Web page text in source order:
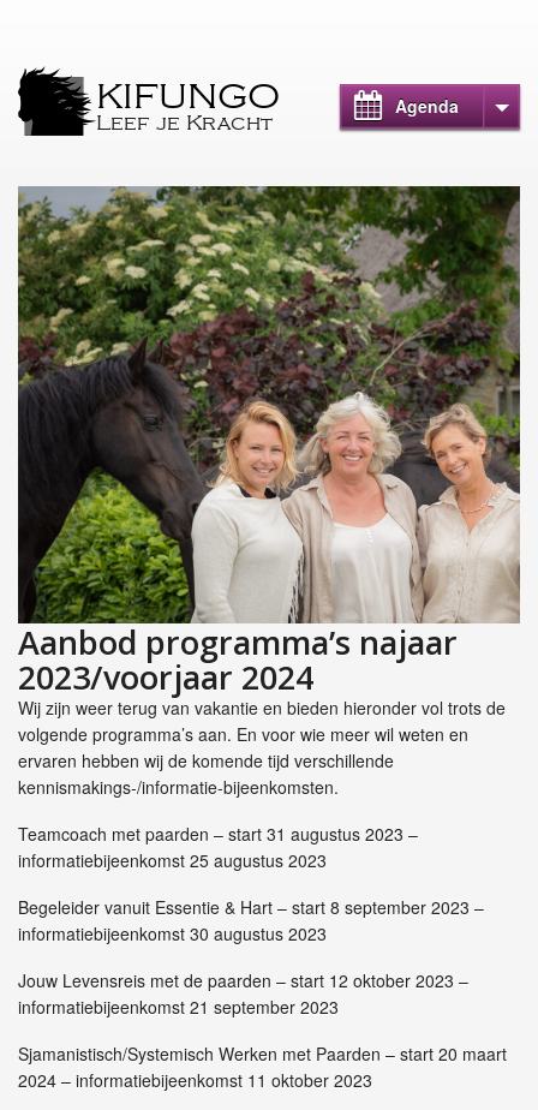
KIFUNGO
Leef je Kracht
Agenda
Aanbod programma’s najaar
2023/voorjaar 2024
Wij zijn weer terug van vakantie en bieden hieronder vol trots de
volgende programma’s aan. En voor wie meer wil weten en
ervaren hebben wij de komende tijd verschillende
kennismakings-/informatie-bijeenkomsten.
Teamcoach met paarden – start 31 augustus 2023 –
informatiebijeenkomst 25 augustus 2023
Begeleider vanuit Essentie & Hart – start 8 september 2023 –
informatiebijeenkomst 30 augustus 2023
Jouw Levensreis met de paarden – start 12 oktober 2023 –
informatiebijeenkomst 21 september 2023
Sjamanistisch/Systemisch Werken met Paarden – start 20 maart
2024 – informatiebijeenkomst 11 oktober 2023